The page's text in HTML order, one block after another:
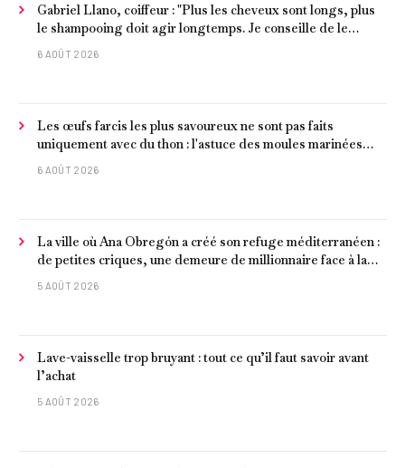
Gabriel Llano, coiffeur : "Plus les cheveux sont longs, plus
le shampooing doit agir longtemps. Je conseille de le
laisser entre 1 et 3 minutes."
6 AOÛT 2026
Les œufs farcis les plus savoureux ne sont pas faits
uniquement avec du thon : l'astuce des moules marinées
pour les rendre beaucoup plus juteux
6 AOÛT 2026
La ville où Ana Obregón a créé son refuge méditerranéen :
de petites criques, une demeure de millionnaire face à la
mer et les meilleurs fruits de mer
5 AOÛT 2026
Lave-vaisselle trop bruyant : tout ce qu’il faut savoir avant
l’achat
5 AOÛT 2026